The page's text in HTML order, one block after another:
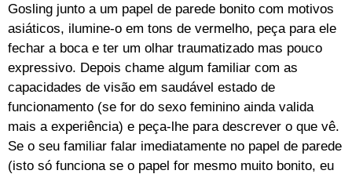
Gosling junto a um papel de parede bonito com motivos
asiáticos, ilumine-o em tons de vermelho, peça para ele
fechar a boca e ter um olhar traumatizado mas pouco
expressivo. Depois chame algum familiar com as
capacidades de visão em saudável estado de
funcionamento (se for do sexo feminino ainda valida
mais a experiência) e peça-lhe para descrever o que vê.
Se o seu familiar falar imediatamente no papel de parede
(isto só funciona se o papel for mesmo muito bonito, eu